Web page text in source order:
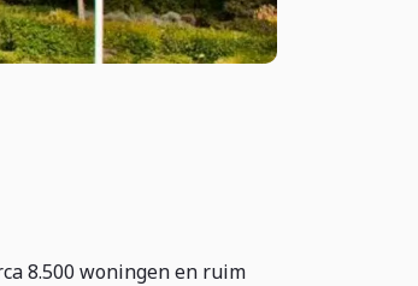
8.500 woningen en ruim